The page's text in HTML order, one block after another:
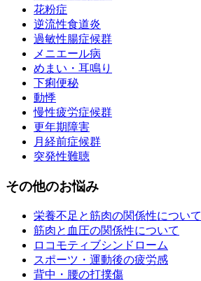
花粉症
逆流性食道炎
過敏性腸症候群
メニエール病
めまい・耳鳴り
下痢便秘
動悸
慢性疲労症候群
更年期障害
月経前症候群
突発性難聴
その他のお悩み
栄養不足と筋肉の関係性について
筋肉と血圧の関係性について
ロコモティブシンドローム
スポーツ・運動後の疲労感
背中・腰の打撲傷